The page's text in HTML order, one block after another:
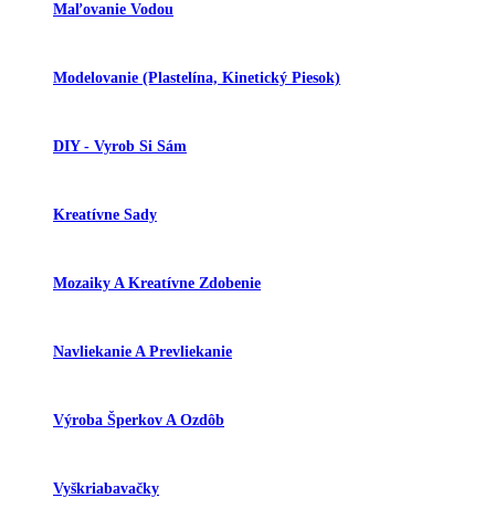
Maľovanie Vodou
Modelovanie (plastelína, Kinetický Piesok)
DIY - Vyrob Si Sám
Kreatívne Sady
Mozaiky A Kreatívne Zdobenie
Navliekanie A Prevliekanie
Výroba Šperkov A Ozdôb
Vyškriabavačky